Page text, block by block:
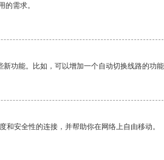
的需求。
功能。比如，可以增加一个自动切换线路的功
安全性的连接，并帮助你在网络上自由移动。